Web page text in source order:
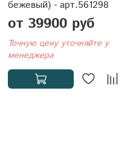
бежевый) - арт.561298
от 39900 руб
Точную цену уточняйте у
менеджера